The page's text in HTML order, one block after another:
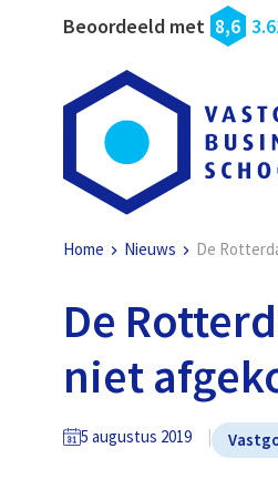
Beoordeeld met 8,6
Home Nieuws De
De
niet
5 augustus 2019